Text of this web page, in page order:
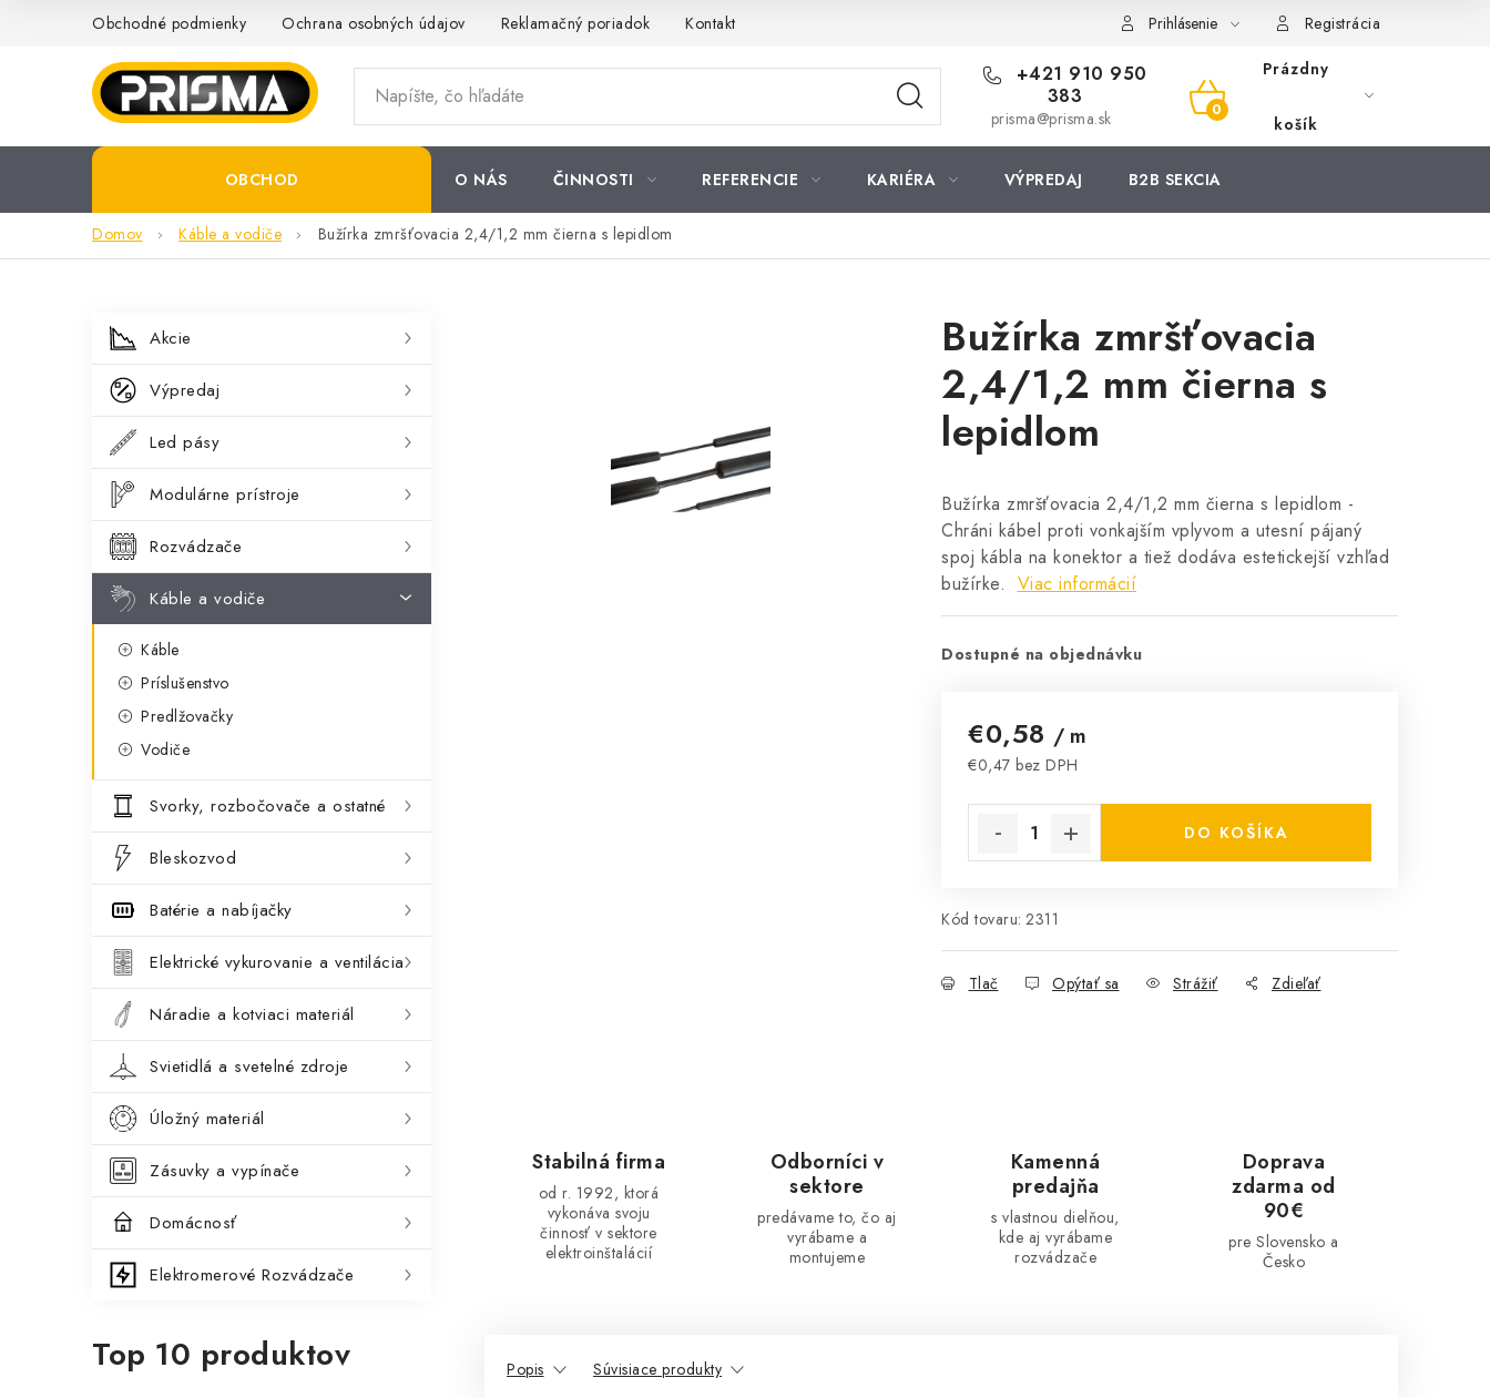
Obchodné podmienky Ochrana osobných údajov Reklamačný poriadok Kontakt Prihlásenie Registrácia
+421 910 950
383
prisma@prisma.sk
NÁKUPNÝ
KOŠÍK
Prázdny
košík
OBCHOD O NÁS ČINNOSTI REFERENCIE KARIÉRA VÝPREDAJ B2B SEKCIA
Domov Káble a vodiče Bužírka zmršťovacia 2,4/1,2 mm čierna s lepidlom
B
o
č
n
p
a
n
Preskočiť
kategórie
K
a
g
ó
i
e
Akcie
Výpredaj
Led pásy
Modulárne prístroje
Rozvádzače
Káble a vodiče
Káble
Príslušenstvo
Predlžovačky
Vodiče
Svorky, rozbočovače a ostatné
Bleskozvod
Batérie a nabíjačky
Elektrické vykurovanie a ventilácia
Náradie a kotviaci materiál
Svietidlá a svetelné zdroje
Úložný materiál
Zásuvky a vypínače
Domácnosť
Elektromerové Rozvádzače
Top 10 produktov
Bužírka zmršťovacia
2,4/1,2 mm čierna s
lepidlom
Bužírka zmršťovacia 2,4/1,2 mm čierna s lepidlom -
Chráni kábel proti vonkajším vplyvom a utesní pájaný
spoj kábla na konektor a tiež dodáva estetickejší vzhľad
bužírke. Viac informácií
Dostupné na objednávku
€0,58 / m
€0,47 bez DPH
DO KOŠÍKA
Kód tovaru: 2311
Tlač Opýtať sa Strážiť Zdieľať
Stabilná firma
od r. 1992, ktorá
vykonáva svoju
činnosť v sektore
elektroinštalácií
Odborníci v
sektore
predávame to, čo aj
vyrábame a
montujeme
Kamenná
predajňa
s vlastnou dielňou,
kde aj vyrábame
rozvádzače
Doprava
zdarma od
90€
pre Slovensko a
Česko
Popis Súvisiace produkty